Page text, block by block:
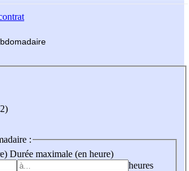
madaire
:
Durée maximale (en heure)
heures